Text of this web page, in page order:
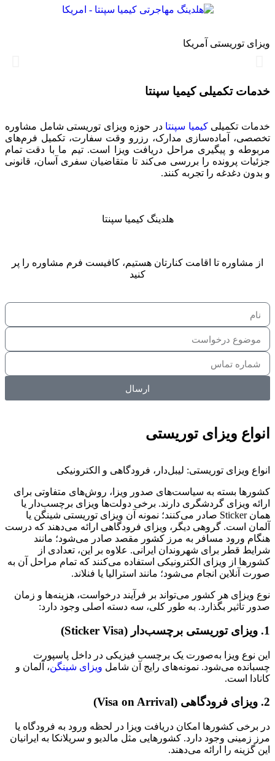
ویزای توریستی آمریکا
خدمات تکمیلی کیمیا سپنتا
خدمات تکمیلیکیمیا سپنتا در حوزه ویزای توریستی شامل مشاوره
تخصصی، آماده‌سازی مدارک، رزرو وقت سفارت، تکمیل فرم‌های
مربوطه و پیگیری مراحل دریافت ویزا است. تیم ما با دقت تمام
جزئیات پرونده را بررسی می‌کند تا متقاضیان سفری آسان، قانونی
و بدون دغدغه را تجربه کنند.
هلدینگ کیمیا سپنتا
از مشاوره تا اقامت کنارتان هستیم، کافیست فرم مشاوره را پر
کنید
ارسال
انواع ویزای توریستی
انواع ویزای توریستی: لیبل‌دار، فرودگاهی و الکترونیکی
کشورها بسته به سیاست‌های صدور ویزا، روش‌های متفاوتی برای
ارائه ویزای گردشگری دارند. برخی دولت‌ها ویزای برچسب‌دار یا
همان Sticker صادر می‌کنند؛ نمونه آن ویزای توریستی شینگن یا
آلمان است. گروهی دیگر، ویزای فرودگاهی ارائه می‌دهند که درست
هنگام ورود مسافر به مرز کشور مقصد صادر می‌شود؛ مانند
شرایط قطر برای شهروندان ایرانی. علاوه بر این، تعدادی از
کشورها از ویزای الکترونیکی استفاده می‌کنند که تمام مراحل آن به
صورت آنلاین انجام می‌شود؛ مانند استرالیا یا فنلاند.
نوع ویزای هر کشور می‌تواند بر فرآیند درخواست، هزینه‌ها و زمان
صدور تأثیر بگذارد. به طور کلی، سه دسته اصلی وجود دارد:
1. ویزای توریستی برچسب‌دار (Sticker Visa)
این نوع ویزا به‌صورت یک برچسب فیزیکی در داخل پاسپورت
چسبانده می‌شود. نمونه‌های رایج آن شامل ویزای شینگن، آلمان و
کانادا است.
2. ویزای فرودگاهی (Visa on Arrival)
در برخی کشورها امکان دریافت ویزا در لحظه ورود به فرودگاه یا
مرز زمینی وجود دارد. کشورهایی مثل مالدیو و سریلانکا به ایرانیان
این گزینه را ارائه می‌دهند.